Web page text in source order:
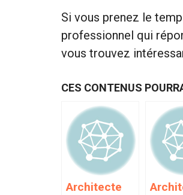
Si vous prenez le
professionnel qui
vous trouvez
CES CONTENUS
Architecte